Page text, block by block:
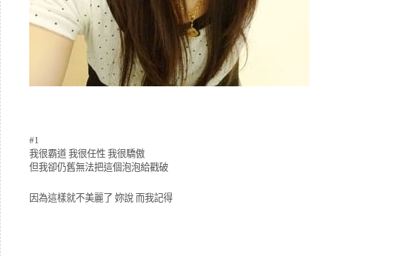
#1
我很霸道 我很任性 我很驕傲
但我卻仍舊無法把這個泡泡給戳破
因為這樣就不美麗了 妳說 而我記得